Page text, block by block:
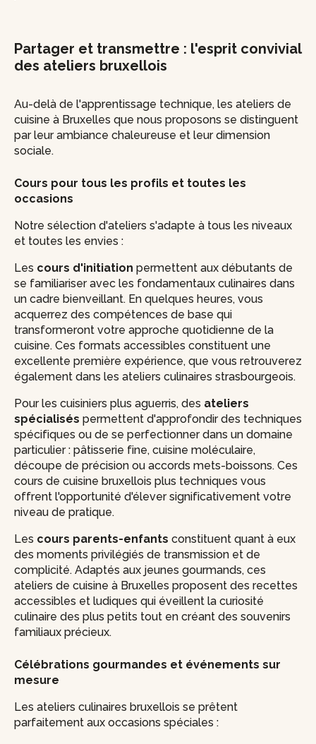
Partager et transmettre : l'esprit convivial
des ateliers bruxellois
Au-delà de l'apprentissage technique, les ateliers de
cuisine à Bruxelles que nous proposons se distinguent
par leur ambiance chaleureuse et leur dimension
sociale.
Cours pour tous les profils et toutes les
occasions
Notre sélection d'ateliers s'adapte à tous les niveaux
et toutes les envies :
Les cours d'initiation permettent aux débutants de
se familiariser avec les fondamentaux culinaires dans
un cadre bienveillant. En quelques heures, vous
acquerrez des compétences de base qui
transformeront votre approche quotidienne de la
cuisine. Ces formats accessibles constituent une
excellente première expérience, que vous retrouverez
également dans les ateliers culinaires strasbourgeois.
Pour les cuisiniers plus aguerris, des ateliers
spécialisés permettent d'approfondir des techniques
spécifiques ou de se perfectionner dans un domaine
particulier : pâtisserie fine, cuisine moléculaire,
découpe de précision ou accords mets-boissons. Ces
cours de cuisine bruxellois plus techniques vous
offrent l'opportunité d'élever significativement votre
niveau de pratique.
Les cours parents-enfants constituent quant à eux
des moments privilégiés de transmission et de
complicité. Adaptés aux jeunes gourmands, ces
ateliers de cuisine à Bruxelles proposent des recettes
accessibles et ludiques qui éveillent la curiosité
culinaire des plus petits tout en créant des souvenirs
familiaux précieux.
Célébrations gourmandes et événements sur
mesure
Les ateliers culinaires bruxellois se prêtent
parfaitement aux occasions spéciales :